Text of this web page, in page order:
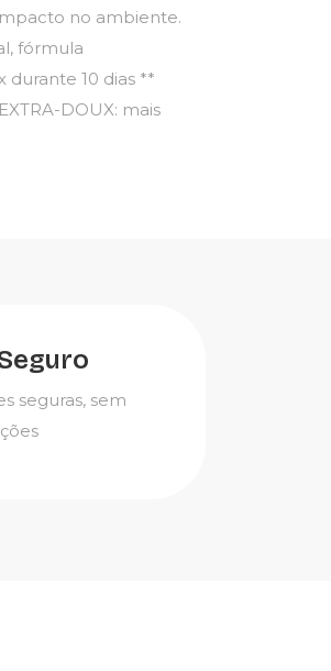
no ambiente.
fórmula
10 dias **
DOUX: mais
seguras, sem